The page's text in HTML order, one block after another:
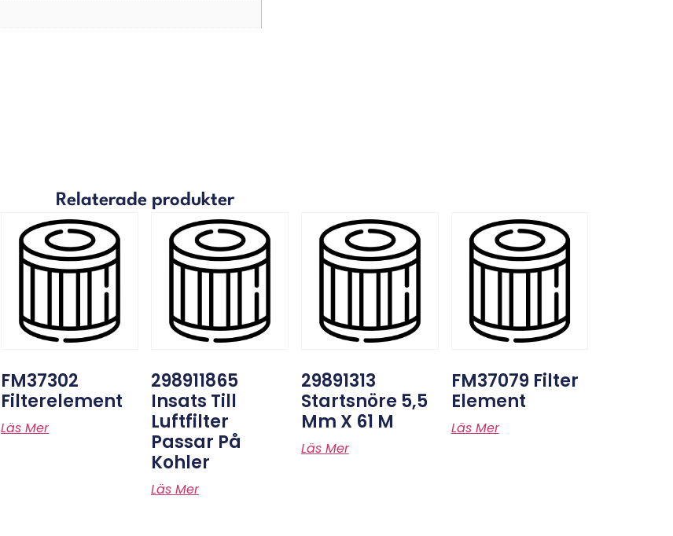
Relaterade produkter
FM37302
Filterelement
Läs Mer
298911865
Insats Till
Luftfilter
Passar På
Kohler
Läs Mer
29891313
Startsnöre 5,5
Mm X 61 M
Läs Mer
FM37079 Filter
Element
Läs Mer